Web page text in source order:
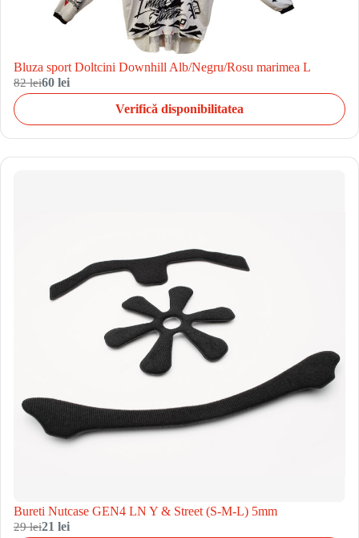
Bluza sport Doltcini Downhill Alb/Negru/Rosu marimea L
82 lei60 lei
Verifică disponibilitatea
Bureti Nutcase GEN4 LN Y & Street (S-M-L) 5mm
29 lei21 lei